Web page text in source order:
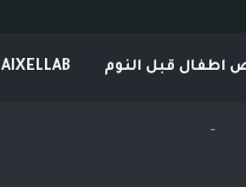
قبل النوم AIXELLAB
-